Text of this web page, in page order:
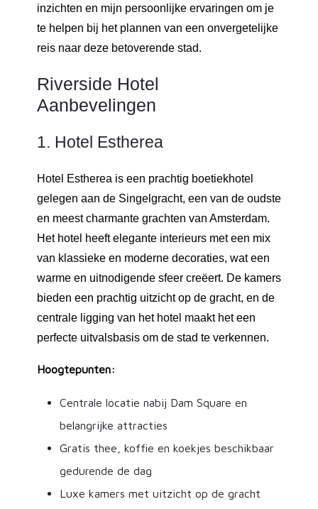
inzichten en mijn persoonlijke ervaringen om je
te helpen bij het plannen van een onvergetelijke
reis naar deze betoverende stad.
Riverside Hotel
Aanbevelingen
1. Hotel Estherea
Hotel Estherea is een prachtig boetiekhotel
gelegen aan de Singelgracht, een van de oudste
en meest charmante grachten van Amsterdam.
Het hotel heeft elegante interieurs met een mix
van klassieke en moderne decoraties, wat een
warme en uitnodigende sfeer creëert. De kamers
bieden een prachtig uitzicht op de gracht, en de
centrale ligging van het hotel maakt het een
perfecte uitvalsbasis om de stad te verkennen.
Hoogtepunten:
Centrale locatie nabij Dam Square en
belangrijke attracties
Gratis thee, koffie en koekjes beschikbaar
gedurende de dag
Luxe kamers met uitzicht op de gracht